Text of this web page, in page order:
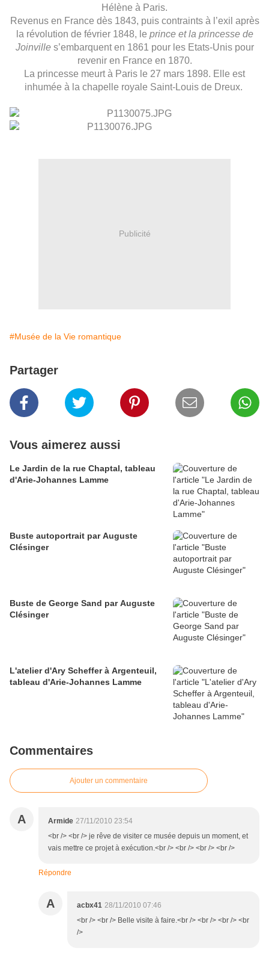
Hélène à Paris.
Revenus en France dès 1843, puis contraints à l’exil après
la révolution de février 1848, le prince et la princesse de
Joinvilles’embarquent en 1861 pour les Etats-Unis pour
revenir en France en 1870.
La princesse meurt à Paris le 27 mars 1898. Elle est
inhumée à la chapelle royale Saint-Louis de Dreux.
Publicité
#Musée de la Vie romantique
Partager
Vous aimerez aussi
Le Jardin de la rue Chaptal, tableau
d'Arie-Johannes Lamme
Buste autoportrait par Auguste
Clésinger
Buste de George Sand par Auguste
Clésinger
L'atelier d'Ary Scheffer à Argenteuil,
tableau d'Arie-Johannes Lamme
Commentaires
Ajouter un commentaire
A Armide 27/11/2010 23:54
<br /> <br /> je rêve de visiter ce musée depuis un moment, et
vais mettre ce projet à exécution.<br /> <br /> <br /> <br />
Répondre
A acbx41 28/11/2010 07:46
<br /> <br /> Belle visite à faire.<br /> <br /> <br /> <br
/>